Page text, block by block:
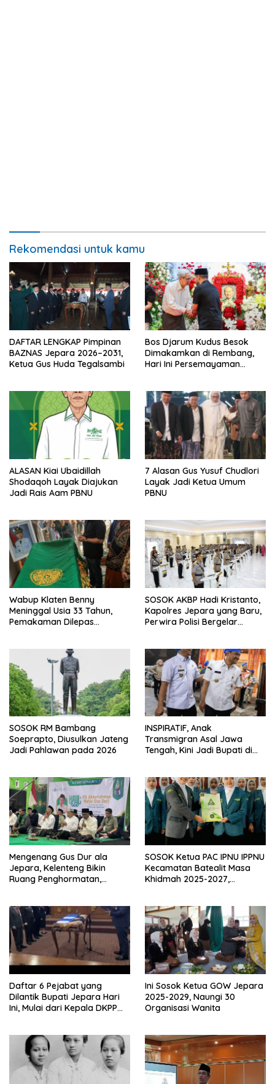
Rekomendasi untuk kamu
DAFTAR LENGKAP Pimpinan
BAZNAS Jepara 2026–2031,
Ketua Gus Huda Tegalsambi
Bos Djarum Kudus Besok
Dimakamkan di Rembang,
Hari Ini Persemayaman
ALASAN Kiai Ubaidillah
Shodaqoh Layak Diajukan
Jadi Rais Aam PBNU
7 Alasan Gus Yusuf Chudlori
Layak Jadi Ketua Umum
PBNU
Wabup Klaten Benny
Meninggal Usia 33 Tahun,
Pemakaman Dilepas
SOSOK AKBP Hadi Kristanto,
Kapolres Jepara yang Baru,
Perwira Polisi Bergelar
SOSOK RM Bambang
Soeprapto, Diusulkan Jateng
Jadi Pahlawan pada 2026
INSPIRATIF, Anak
Transmigran Asal Jawa
Tengah, Kini Jadi Bupati di
Mengenang Gus Dur ala
Jepara, Kelenteng Bikin
Ruang Penghormatan,
SOSOK Ketua PAC IPNU IPPNU
Kecamatan Batealit Masa
Khidmah 2025-2027,
Daftar 6 Pejabat yang
Dilantik Bupati Jepara Hari
Ini, Mulai dari Kepala DKPP
Ini Sosok Ketua GOW Jepara
2025-2029, Naungi 30
Organisasi Wanita